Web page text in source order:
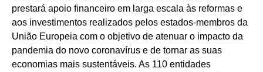
prestará apoio financeiro em larga escala às reformas e
aos investimentos realizados pelos estados-membros da
União Europeia com o objetivo de atenuar o impacto da
pandemia do novo coronavírus e de tornar as suas
economias mais sustentáveis. As 110 entidades